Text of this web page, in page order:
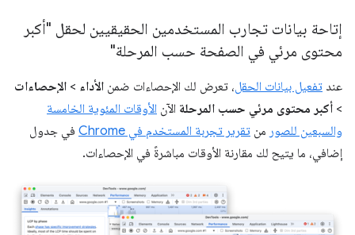
إتاحة بيانات تجارب المستخدمين الحقيقيين لحقل "أكبر
محتوى مرئي في الصفحة حسب المرحلة"
عند تفعيل بيانات الحقل، تعرض لك الإحصاءات ضمن الأداء > الإحصاءات
> أكبر محتوى مرئي حسب المرحلة الآن الأوقات المئوية الخامسة
والسبعين للصور من تقرير تجربة المستخدم في Chrome
في جدول
إضافي، ما يتيح لك مقارنة الأوقات مباشرةً في الإحصاءات.